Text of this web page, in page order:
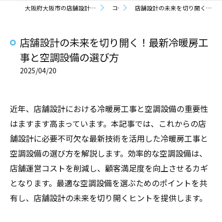
大阪府大阪市の店舗設計なら株式会社ソフト・ファクトリー コラム 店舗設計の未来を切り開く！最新冷暖房工事と空調設備の選び方
店舗設計の未来を切り開く！最新冷暖房工
事と空調設備の選び方
2025/04/20
近年、店舗設計における冷暖房工事と空調設備の重要性
はますます高まっています。本記事では、これからの店
舗設計に必要不可欠な最新技術を活用した冷暖房工事と
空調設備の選び方を解説します。効率的な空調設備は、
店舗運営コストを削減し、顧客満足度を向上させるカギ
となります。最適な空調設備を選ぶためのポイントを共
有し、店舗設計の未来を切り開くヒントを提供します。